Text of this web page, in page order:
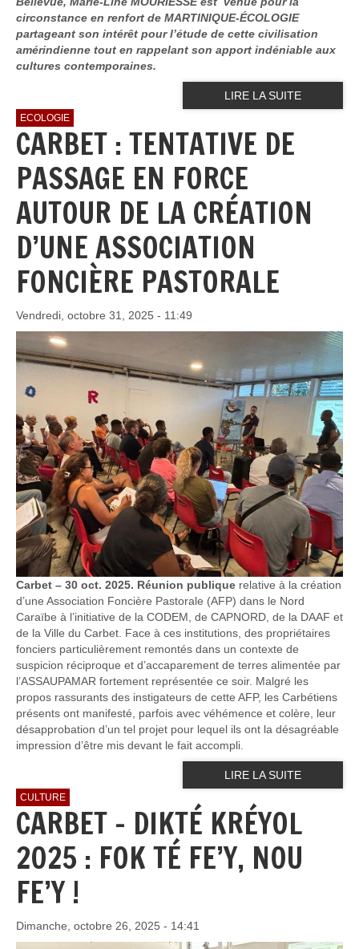
circonstance en renfort de MARTINIQUE-ÉCOLOGIE
partageant son intérêt pour l’étude de cette civilisation
amérindienne tout en rappelant son apport indéniable aux
cultures contemporaines.
LIRE LA SUITE
ECOLOGIE
CARBET : TENTATIVE DE
PASSAGE EN FORCE
AUTOUR DE LA CRÉATION
D’UNE ASSOCIATION
FONCIÈRE PASTORALE
Vendredi, octobre 31, 2025 - 11:49
Carbet – 30 oct. 2025. Réunion publique relative à la création
d’une Association Foncière Pastorale (AFP) dans le Nord
Caraïbe à l’initiative de la CODEM, de CAPNORD, de la DAAF et
de la Ville du Carbet. Face à ces institutions, des propriétaires
fonciers particulièrement remontés dans un contexte de
suspicion réciproque et d’accaparement de terres alimentée par
l’ASSAUPAMAR fortement représentée ce soir. Malgré les
propos rassurants des instigateurs de cette AFP, les Carbétiens
présents ont manifesté, parfois avec véhémence et colère, leur
désapprobation d’un tel projet pour lequel ils ont la désagréable
impression d’être mis devant le fait accompli.
LIRE LA SUITE
CULTURE
CARBET – DIKTÉ KRÉYOL
2025 : FOK TÉ FE’Y, NOU
FE’Y !
Dimanche, octobre 26, 2025 - 14:41